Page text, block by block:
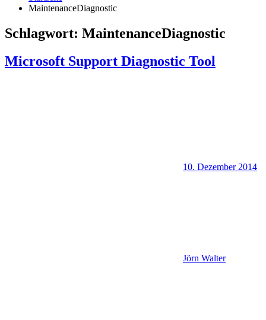
MaintenanceDiagnostic
Schlagwort: MaintenanceDiagnostic
Microsoft Support Diagnostic Tool
10. Dezember 2014
Jörn Walter